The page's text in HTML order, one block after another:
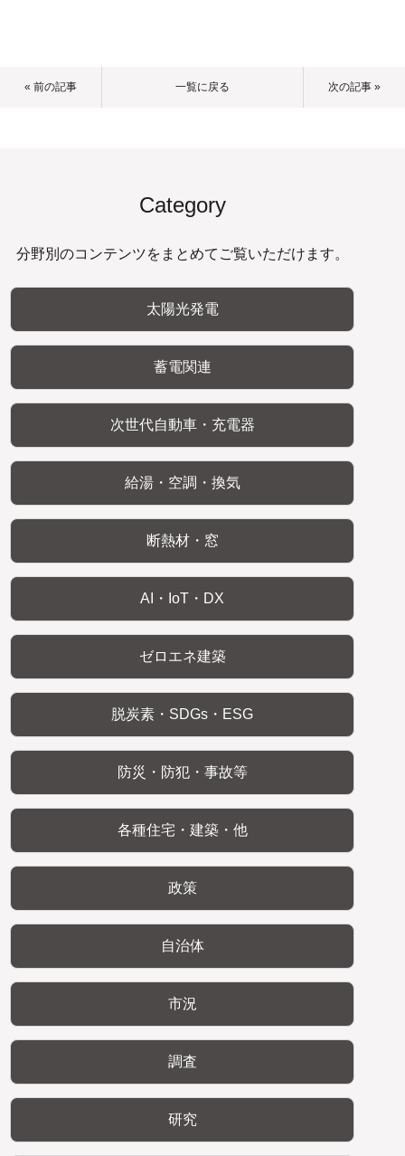
« 前の記事 一覧に戻る 次の記事 »
Category
分野別のコンテンツをまとめてご覧いただけます。
太陽光発電
蓄電関連
次世代自動車・充電器
給湯・空調・換気
断熱材・窓
AI・IoT・DX
ゼロエネ建築
脱炭素・SDGs・ESG
防災・防犯・事故等
各種住宅・建築・他
政策
自治体
市況
調査
研究